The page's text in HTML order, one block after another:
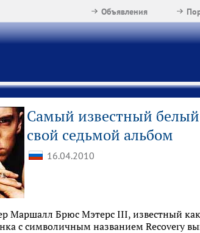
Объявления
Самый известный
свой седьмой альбом
16.04.2010
Маршалл Брюс Мэтерс III, известный
с символичным названием Recovery